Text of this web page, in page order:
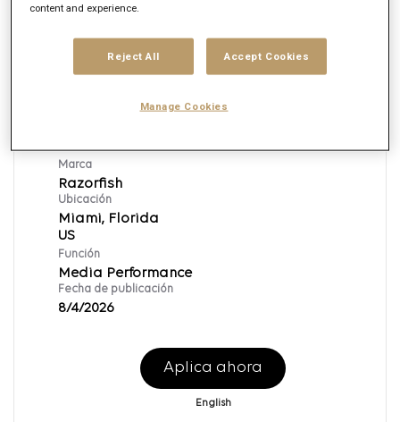
English
Content Supervisor
Marca
Razorfish
Ubicación
Miami, Florida
Función
Media Performance
Fecha de publicación
8/4/2026
Aplica ahora
English
content and experience.
Reject All Accept Cookies
Manage Cookies